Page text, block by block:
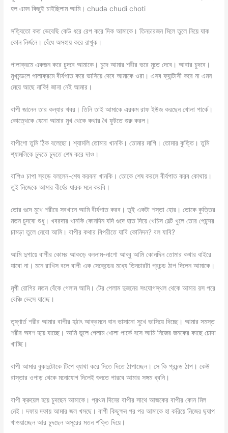
হল এমন কিছুই চাইছিলাম আমি। chuda chudi choti
সত্যিতো কত ভেবেছি কেউ ধরে রেপ করে দিক আমাকে। তিনচারজন মিলে তুলে নিয়ে যাক
কোন নির্জনে। বেঁধে অসহায় করে রাখুক।
পালাক্রমে একজন করে চুদবে আমাকে। চুদে আমার শরীর ভরে মুতে দেবে। আবার চুদবে।
মুখমন্ডলে পালাক্রমে বীর্যপাত করে ভাসিয়ে দেবে আমাকে ওরা। এসব ফ্যান্টাসী করে না এমন
মেয়ে আছে নাকি! জানা নেই আমার।
বাপী জানেন তার কন্যার খবর। তিনি তাই আমাকে এরকম রাফ ইউজ করছেন খোলা পার্কে।
কোত্থেকে যেনো আমার মুখ থেকে কথার খৈ ফুটতে শুরু করল।
বাপীগো তুমি ঠিক বলেছো। শ্যামলি তোমার খানকি। তোমার মাগি। তোমার কুত্তি। তুমি
শ্যামলিকে চুদতে চুদতে শেষ করে দাও।
বাপিও চাপা স্বড়ে বললেন-শেষ করবনা খানকি। তোকে শেষ করলে বীর্যপাত করব কোথায়।
তুই নিজেকে আমার বীর্যের ধারক মনে করবি।
তোর গুদে মুখে শরীরে সবখানে আমি বীর্যপাত করব। তুই একটা শস্তা হোর। তোকে কুত্তির
মতন চুদবো শুধু। খবরদার খানকি কোনদিন যদি গুদে হাত দিয়ে খেচিস বেল্ট খুলে তোর পোন্দের
চামড়া তুলে নেবো আমি। বাপীর কথার বিপরীতে যাবি কোনিদন? বল যাবি?
আমি দুপায়ে বাপীর কোমর আকড়ে বললাম-নাগো আব্বু আমি কোনদিন তোমার কথার বাইরে
যাবো না। মনে রাখিস বলে বাপী এক সেকেন্ডের মধ্যে তিনচারটা প্রচন্ড ঠাপ দিলেন আমাকে।
মৃগী রোগির মতন বেঁকে গেলাম আমি। টের পেলাম দুজনের সংযোগস্থল থেকে আমার রস পরে
বেঞ্চি ভেসে যাচ্ছে।
তৃষ্ণার্ত শরীর আমার বাপীর হঠাৎ আক্রমনে বান ভাসানো সুখে ভাসিয়ে দিচ্ছে। আমার সমস্ত
শরীর অবশ হয়ে যাচ্ছে। আমি ভুলে গেলাম খোলা পার্কে বসে আমি নিজের জনকের কাছে চোদা
খাচ্ছি।
বাপী আমার বুকদুটোকে টিপে ব্যাথা করে দিতে দিতে ঠাপাচ্ছেন। সে কি প্রচন্ড ঠাপ। কেউ
রাস্তার ওপাড় থেকে মনোযোগ দিলেই শুনতে পারবে আমার সঙ্গম ধ্বনি।
বাপী ক্রুয়েল হয়ে চুদছেন আমাকে। প্রথম দিনের বাপীর সাথে আজকের বাপীর কোন মিল
নেই। দফায় দফায় আমার জল খসছে। বাপী কিছুক্ষন পর পর আমাকে হা করিয়ে নিজের ছ্যাপ
খাওয়াচ্ছেন আর চুদছেন অসূরের মতন শক্তি দিয়ে।